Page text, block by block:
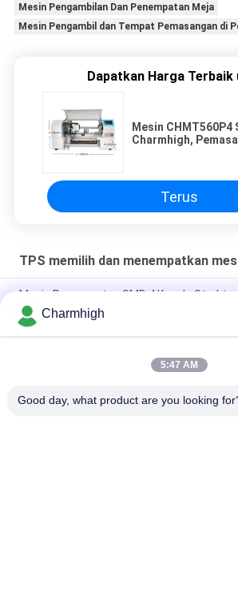
Mesin Pengambilan Dan Penempatan Meja
Mesin Pengambil dan Tempat Pemasangan di
Dapatkan Harga Terbaik
Mesin CHMT560P4
Charmhigh,
Terus
TPS memilih dan menempatkan
Mesin Penempatan SMD 4 Kepala
Desain sempit TC06 Modul presisi tinggi
Machine 6 Kepala Dukungan 01005
Charmhigh TM08 PCBA Manufaktur Mesin
Charmhigh
5:47 AM
Good day, what product are you looking